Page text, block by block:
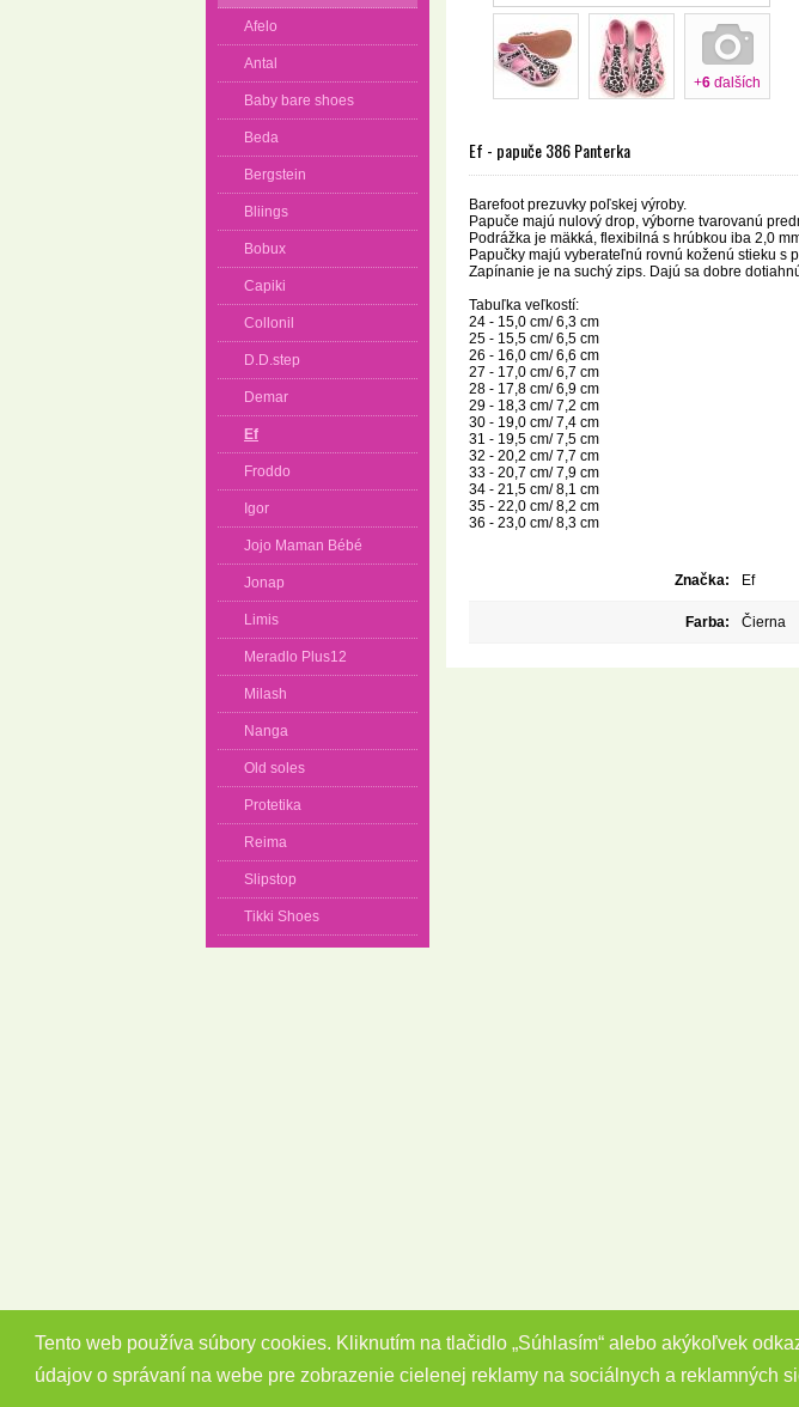
Tento web používa súbory cookies. Kliknutím na tlačidlo „Súhlasím“ alebo akýkoľvek
údajov o správaní na webe pre zobrazenie cielenej reklamy na sociálnych a reklamných
Afelo
Antal
Baby bare shoes
Beda
Bergstein
Bliings
Bobux
Capiki
Collonil
D.D.step
Demar
Ef
Froddo
Igor
Jojo Maman Bébé
Jonap
Limis
Meradlo Plus12
Milash
Nanga
Old soles
Protetika
Reima
Slipstop
Tikki Shoes
+6 ďalších
Ef - papuče 386 Panterka
Barefoot prezuvky poľskej výroby.
Papuče majú nulový drop, výborne tvarovanú
Podrážka je mäkká, flexibilná s hrúbkou iba 2,0
Papučky majú vyberateľnú rovnú koženú stieku s
Zapínanie je na suchý zips. Dajú sa dobre
Tabuľka veľkostí:
24 - 15,0 cm/ 6,3 cm
25 - 15,5 cm/ 6,5 cm
26 - 16,0 cm/ 6,6 cm
27 - 17,0 cm/ 6,7 cm
28 - 17,8 cm/ 6,9 cm
29 - 18,3 cm/ 7,2 cm
30 - 19,0 cm/ 7,4 cm
31 - 19,5 cm/ 7,5 cm
32 - 20,2 cm/ 7,7 cm
33 - 20,7 cm/ 7,9 cm
34 - 21,5 cm/ 8,1 cm
35 - 22,0 cm/ 8,2 cm
36 - 23,0 cm/ 8,3 cm
Značka: Ef
Farba: Čierna
Copyright 2014 - 2026 © Barefootky